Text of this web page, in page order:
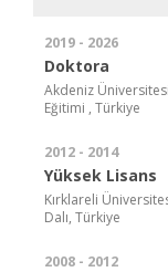
2019 - 2026
Doktora
Akdeniz
Eğitimi , Türkiye
2012 - 2014
Yüksek Lisans
Kırklareli
Dalı, Türkiye
2008 - 2012